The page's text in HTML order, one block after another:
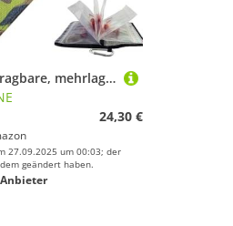
XIBDGNTNE Tragbare, mehrlagige Aufbewahrungstasche für Angelköder mit Schnalle, multifunktionale, wasserdichte Angeltasche für Angelhaken, Bleie und wasserdichte Angelrollen
24,30 €
27.09.2025 um 00:03; der
geändert haben.